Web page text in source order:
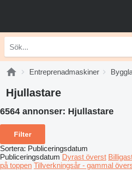
Entreprenadmaskiner
Hjullastare
6564 annonser: Hjullastare
Filter
Sortera: Publiceringsdatum
Publiceringsdatum Dyrast överst
på toppen Tillverkningsår - gammal